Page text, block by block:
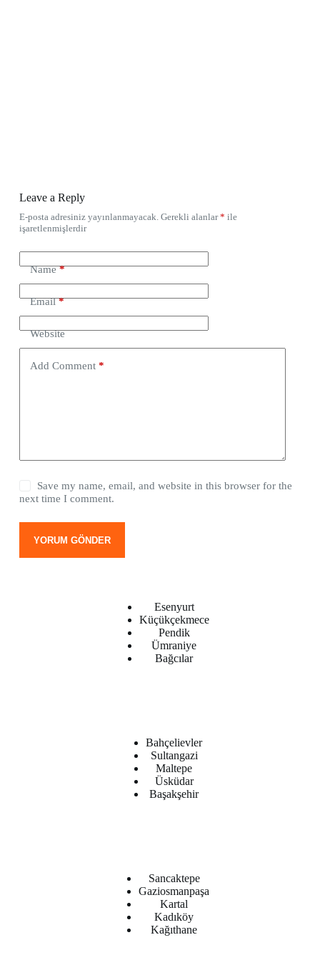
Leave a Reply
E-posta adresiniz yayınlanmayacak. Gerekli alanlar* ile
işaretlenmişlerdir
Name*
Email*
Website
Add Comment*
Save my name, email, and website in this browser for the
next time I comment.
YORUM GÖNDER
Esenyurt
Küçükçekmece
Pendik
Ümraniye
Bağcılar
Bahçelievler
Sultangazi
Maltepe
Üsküdar
Başakşehir
Sancaktepe
Gaziosmanpaşa
Kartal
Kadıköy
Kağıthane